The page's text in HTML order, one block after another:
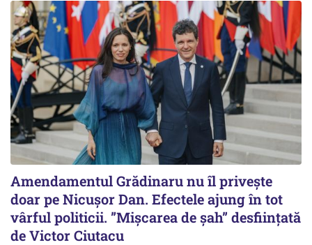
Amendamentul Grădinaru nu îl privește
doar pe Nicușor Dan. Efectele ajung în tot
vârful politicii. ”Mișcarea de șah” desființată
de Victor Ciutacu